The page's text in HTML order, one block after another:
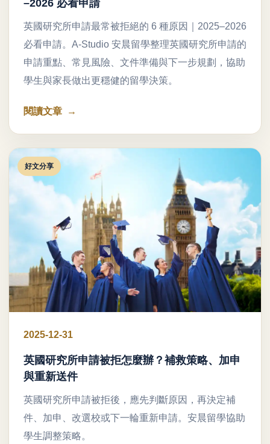
–2026 必看申請
英國研究所申請最常被拒絕的 6 種原因｜2025–2026
必看申請。A-Studio 安晨留學整理英國研究所申請的
申請重點、常見風險、文件準備與下一步規劃，協助
學生與家長做出更穩健的留學決策。
閱讀文章
好文分享
2025-12-31
英國研究所申請被拒怎麼辦？補救策略、加申
與重新送件
英國研究所申請被拒後，應先判斷原因，再決定補
件、加申、改選校或下一輪重新申請。安晨留學協助
學生調整策略。